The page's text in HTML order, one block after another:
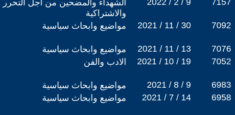
الشهداء والمضحين من اجل التحرر
والاشتراكية
2022 / 2 / 9 7157
مواضيع وابحاث سياسية 2021 / 11 / 30 7092
مواضيع وابحاث سياسية 2021 / 11 / 13 7076
الادب والفن
2021 / 10 / 19 7052
مواضيع وابحاث سياسية 2021 / 8 / 9 6983
مواضيع وابحاث سياسية
2021 / 7 / 14 6958